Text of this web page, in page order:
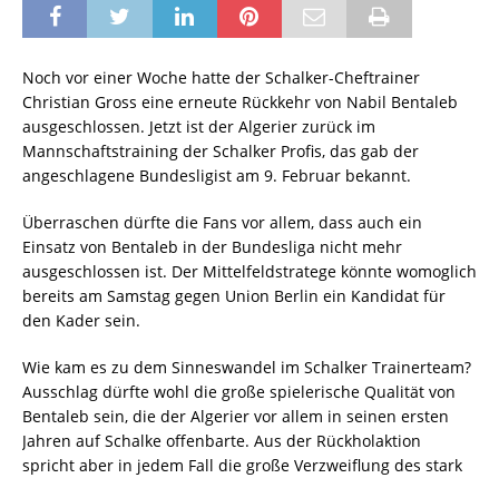
Noch vor einer Woche hatte der Schalker-Cheftrainer
Christian Gross eine erneute Rückkehr von Nabil Bentaleb
ausgeschlossen. Jetzt ist der Algerier zurück im
Mannschaftstraining der Schalker Profis, das gab der
angeschlagene Bundesligist am 9. Februar bekannt.
Überraschen dürfte die Fans vor allem, dass auch ein
Einsatz von Bentaleb in der Bundesliga nicht mehr
ausgeschlossen ist. Der Mittelfeldstratege könnte womoglich
bereits am Samstag gegen Union Berlin ein Kandidat für
den Kader sein.
Wie kam es zu dem Sinneswandel im Schalker Trainerteam?
Ausschlag dürfte wohl die große spielerische Qualität von
Bentaleb sein, die der Algerier vor allem in seinen ersten
Jahren auf Schalke offenbarte. Aus der Rückholaktion
spricht aber in jedem Fall die große Verzweiflung des stark